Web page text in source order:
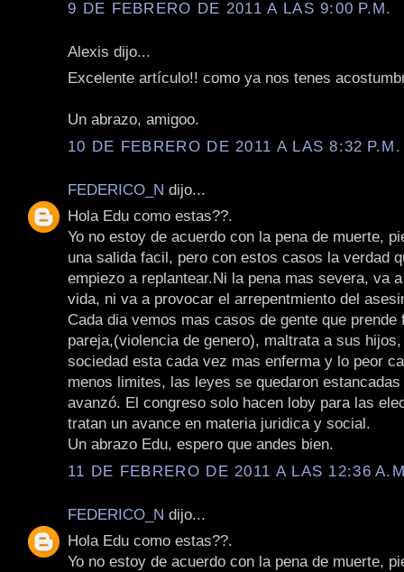
9 DE FEBRERO DE 2011 A LAS 9:00 P.M.
Alexis dijo...
Excelente artículo!! como ya nos tenes
Un abrazo, amigoo.
10 DE FEBRERO DE 2011 A LAS 8:32 P.M.
FEDERICO_N dijo...
Hola Edu como estas??.
Yo no estoy de acuerdo con la pena de muerte,
una salida facil, pero con estos casos la verdad
empiezo a replantear.Ni la pena mas severa, va
vida, ni va a provocar el arrepentmiento del
Cada dia vemos mas casos de gente que prende
pareja,(violencia de genero), maltrata a sus
sociedad esta cada vez mas enferma y lo peor
menos limites, las leyes se quedaron
avanzó. El congreso solo hacen loby para las
tratan un avance en materia juridica y social.
Un abrazo Edu, espero que andes bien.
11 DE FEBRERO DE 2011 A LAS 12:36
FEDERICO_N dijo...
Hola Edu como estas??.
Yo no estoy de acuerdo con la pena de muerte,